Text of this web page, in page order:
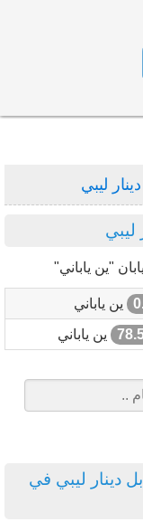
دينار ليبي
ليبي
"ين ياباني"
ين ياباني
ين ياباني
دينار ليبي في